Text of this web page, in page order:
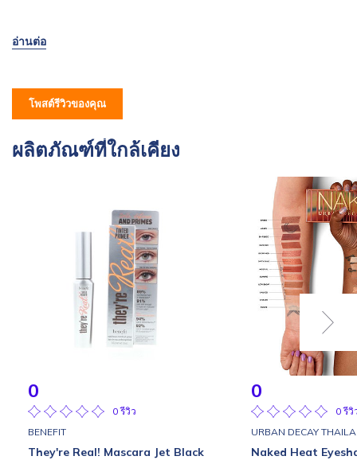
โพสต์รีวิวของคุณ
ผลิตภัณฑ์ที่ใกล้เคียง
0
0 รีวิว
BENEFIT
They're Real! Mascara Jet Black
0
0 รีวิ
URBAN DECAY
Naked Heat